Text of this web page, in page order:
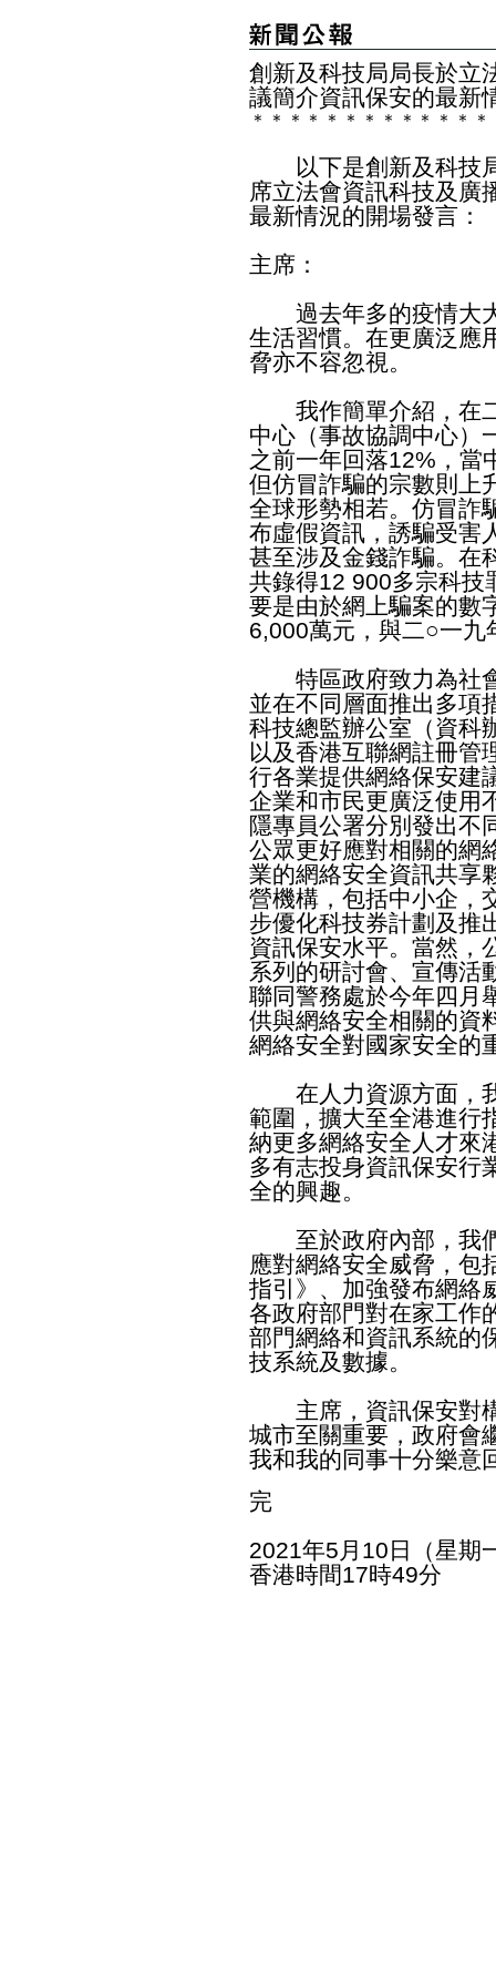
創新及科技局局長於立
議簡介資訊保安的最新
＊ ＊ ＊ ＊ ＊ ＊ ＊ ＊ ＊ ＊ ＊ ＊ ＊
以下是創新及科技局
席立法會資訊科技及廣
最新情況的開場發言：
主席：
過去年多的疫情大大
生活習慣。在更廣泛應
脅亦不容忽視。
我作簡單介紹，在二
中心（事故協調中心）
之前一年回落12%，當
但仿冒詐騙的宗數則上
全球形勢相若。仿冒詐
布虛假資訊，誘騙受害
甚至涉及金錢詐騙。在
共錄得12 900多宗科技
要是由於網上騙案的數
6,000萬元，與二○一九
特區政府致力為社會
並在不同層面推出多項
科技總監辦公室（資科
以及香港互聯網註冊管
行各業提供網絡保安建
企業和市民更廣泛使用
隱專員公署分別發出不
公眾更好應對相關的網
業的網絡安全資訊共享
營機構，包括中小企，
步優化科技券計劃及推
資訊保安水平。當然，
系列的研討會、宣傳活
聯同警務處於今年四月
供與網絡安全相關的資
網絡安全對國家安全的
在人力資源方面，我
範圍，擴大至全港進行
納更多網絡安全人才來
多有志投身資訊保安行
全的興趣。
至於政府內部，我們
應對網絡安全威脅，包
指引》、加強發布網絡
各政府部門對在家工作
部門網絡和資訊系統的
技系統及數據。
主席，資訊保安對構
城市至關重要，政府會
我和我的同事十分樂意
完
2021年5月10日（星期
香港時間17時49分